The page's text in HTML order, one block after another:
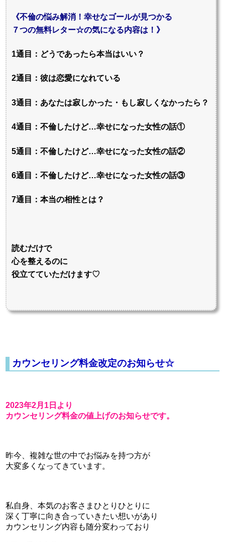
《不倫の悩み解消！幸せなゴールが見つかる
７つの無料レター☆の気になる内容は！》
1通目：どうであったら本当はいい？
2通目：彼は恋愛になれている
3通目：あなたは寂しかった・もし寂しくなかったら？
4通目：不倫したけど…幸せになった女性の話①
5通目：不倫したけど…幸せになった女性の話②
6通目：不倫したけど…幸せになった女性の話③
7通目：本当の相性とは？
読むだけで
心を整えるのに
役立てていただけます♡
カウンセリング料金改定のお知らせ☆
2023年2月1日より
カウンセリング料金の値上げのお知らせです。
昨今、複雑な世の中でお悩みを持つ方が
大変多くなってきています。
私自身、本気のお客さまひとりひとりに
深く丁寧に向き合っていきたい想いがあり
カウンセリング内容も随分変わっており